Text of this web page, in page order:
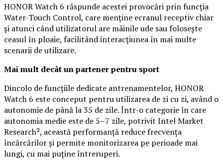
HONOR Watch 6 răspunde acestei provocări prin funcția
Water-Touch Control, care menține ecranul receptiv chiar
și atunci când utilizatorul are mâinile ude sau folosește
ceasul în ploaie, facilitând interacțiunea în mai multe
scenarii de utilizare.
Mai mult decât un partener pentru sport
Dincolo de funcțiile dedicate antrenamentelor, HONOR
Watch 6 este conceput pentru utilizarea de zi cu zi, având o
autonomie de până la 35 de zile. Într-o categorie în care
autonomia medie este de 5–7 zile, potrivit Intel Market
Research², această performanță reduce frecvența
încărcărilor și permite monitorizarea pe perioade mai
lungi, cu mai puține întreruperi.